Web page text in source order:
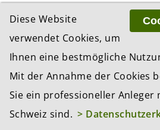
Der kanadische Asset Manager
Management baut seine
der DACH-Region gezielt aus.
Christophe Racine, Head DACH
Diese Website
verwendet Cookies, um
Ihnen eine bestmögliche
Mit der Annahme der Cookies
Sie ein professioneller Anleger
Schweiz sind. >